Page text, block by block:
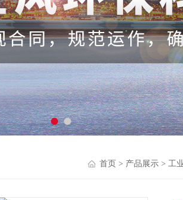
首页 > 产品展示 > 工